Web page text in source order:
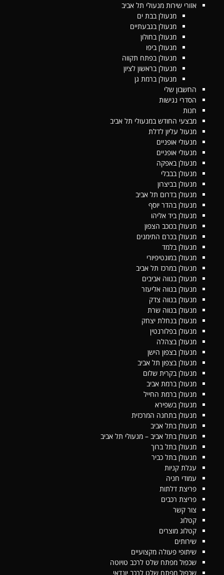
אזורי שירות מנעולי תל אביב
מנעולן בבת ים
מנעולן בגבעתיים
מנעולן בחולון
מנעולן ביפו
מנעולן בפתח תקווה
מנעולן בראשון לציון
מנעולן ברמת גן
החשבון שלי
הסדרי נגישות
חנות
מבצעי החודש במנעולי תל אביב
מנעול עליון לדלת
מנעולי אופניים
מנעולי אופניים
מנעולן באפקה
מנעולן בבבלי
מנעולן בביצרון
מנעולן בדרום תל אביב
מנעולן בהדר יוסף
מנעולן ביד אליהו
מנעולן בכוכב הצפון
מנעולן בכרם התימנים
מנעולן בלמד
מנעולן במונטיפיורי
מנעולן במרכז תל אביב
מנעולן בנווה אביבים
מנעולן בנווה אליעזר
מנעולן בנווה צדק
מנעולן בנווה שרת
מנעולן בנחלת יצחק
מנעולן בפלורנטין
מנעולן בצהלה
מנעולן בצפון הישן
מנעולן בצפון תל אביב
מנעולן בקרית שלום
מנעולן ברמת אביב
מנעולן ברמת החייל
מנעולן בשפירא
מנעולן בתחנה המרכזית
מנעולן בתל אביב
מנעולן בתל אביב – מנעולי תל אביב
מנעולן בתל ברוך
מנעולן בתל כביר
עגלת קניות
עמודי חניה
פריצת דלתות
פריצת רכבים
צור קשר
קטלוג
קטלוג מוצרים
שירותים
שיתופי פעולה מקצועיים
שכפול מפתח שלט לרכב טויוטה
שכפול מפתח שלט לרכב יונדאי